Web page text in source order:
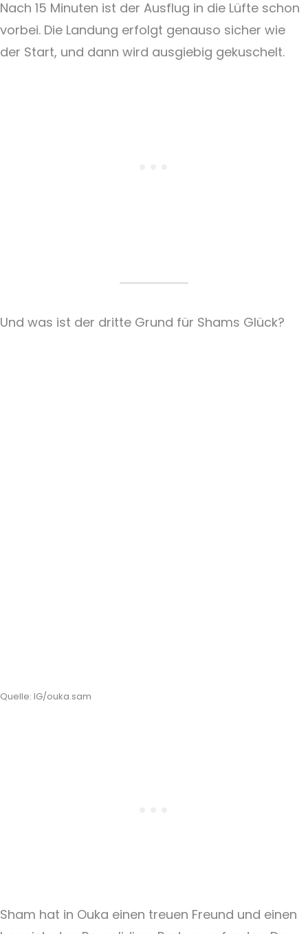
Nach 15 Minuten ist der Ausflug in die Lüfte schon
vorbei. Die Landung erfolgt genauso sicher wie
der Start, und dann wird ausgiebig gekuschelt.
Und was ist der dritte Grund für Shams Glück?
Quelle: IG/ouka.sam
Sham hat in Ouka einen treuen Freund und einen